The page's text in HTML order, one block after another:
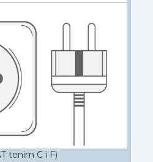
tenim C i F)